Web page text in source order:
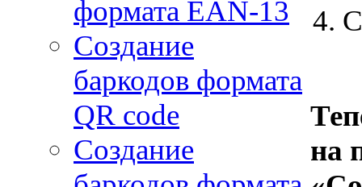
формата EAN-13
Создание
баркодов формата
QR code
Создание
на